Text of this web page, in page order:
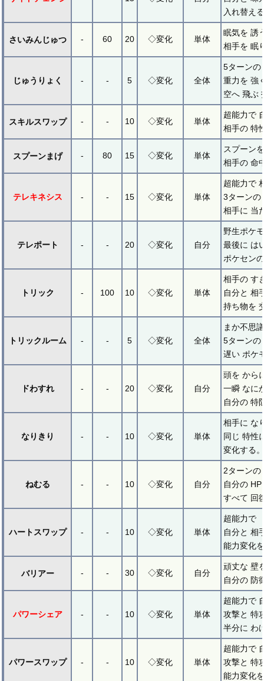
入れ替え
さいみんじゅつ - 60 20 ◇変化 単体
眠気を 誘
相手を 眠
じゅうりょく - - 5 ◇変化 全体
5ターンの
重力を 強
空へ 飛ぶ
スキルスワップ - - 10 ◇変化 単体
超能力で
相手の 特
スプーンまげ - 80 15 ◇変化 単体
スプーン
相手の 命
テレキネシス - - 15 ◇変化 単体
超能力で
3ターンの
相手に 当
テレポート - - 20 ◇変化 自分
野生ポケ
最後に は
ポケセン
トリック - 100 10 ◇変化 単体
相手の す
自分と 相
持ち物を
トリックルーム - - 5 ◇変化 全体
まか不思
5ターンの
遅い ポケ
ドわすれ - - 20 ◇変化 自分
頭を から
一瞬 なに
自分の 特
なりきり - - 10 ◇変化 単体
相手に な
同じ 特性
変化する。
ねむる - - 10 ◇変化 自分
2ターンの
自分の
すべて 回
ハートスワップ - - 10 ◇変化 単体
超能力で
自分と 相
能力変化
バリアー - - 30 ◇変化 自分
頑丈な 壁
自分の 防
パワーシェア - - 10 ◇変化 単体
超能力で
攻撃と 特
半分に わ
パワースワップ - - 10 ◇変化 単体
超能力で
攻撃と 特
能力変化